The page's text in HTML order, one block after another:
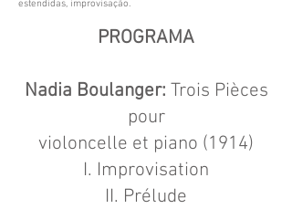
estendidas, improvisação.
PROGRAMA
Nadia Boulanger: Trois Pièces
pour
violoncelle et piano (1914)
I. Improvisation
II. Prélude